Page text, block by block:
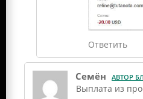
Ответить
Семён АВТОР
Выплата из